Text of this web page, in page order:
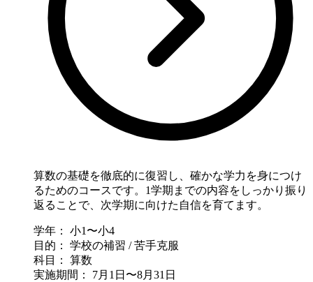
算数の基礎を徹底的に復習し、確かな学力を身につけ
るためのコースです。1学期までの内容をしっかり振り
返ることで、次学期に向けた自信を育てます。
学年：
小1〜小4
目的：
学校の補習 / 苦手克服
科目：
算数
実施期間：
7月1日〜8月31日